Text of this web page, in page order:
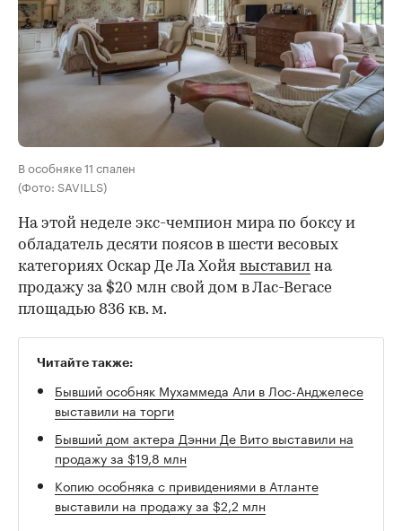
В особняке 11 спален
(Фото: SAVILLS)
На этой неделе экс-чемпион мира по боксу и
обладатель десяти поясов в шести весовых
категориях Оскар Де Ла Хойя выставил на
продажу за $20 млн свой дом в Лас-Вегасе
площадью 836 кв. м.
Читайте также:
Бывший особняк Мухаммеда Али в Лос-Анджелесе
выставили на торги
Бывший дом актера Дэнни Де Вито выставили на
продажу за $19,8 млн
Копию особняка с привидениями в Атланте
выставили на продажу за $2,2 млн